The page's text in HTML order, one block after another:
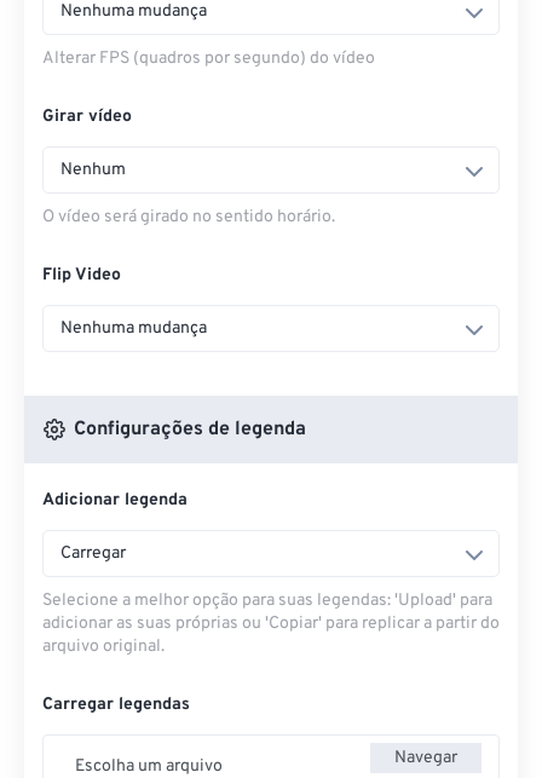
Nenhuma mudança
Alterar FPS (quadros por segundo) do vídeo
Girar vídeo
Nenhum
O vídeo será girado no sentido horário.
Flip Video
Nenhuma mudança
Configurações de legenda
Adicionar legenda
Carregar
Selecione a melhor opção para suas legendas: 'Upload' para
adicionar as suas próprias ou 'Copiar' para replicar a partir do
arquivo original.
Carregar legendas
Escolha um arquivo Navegar